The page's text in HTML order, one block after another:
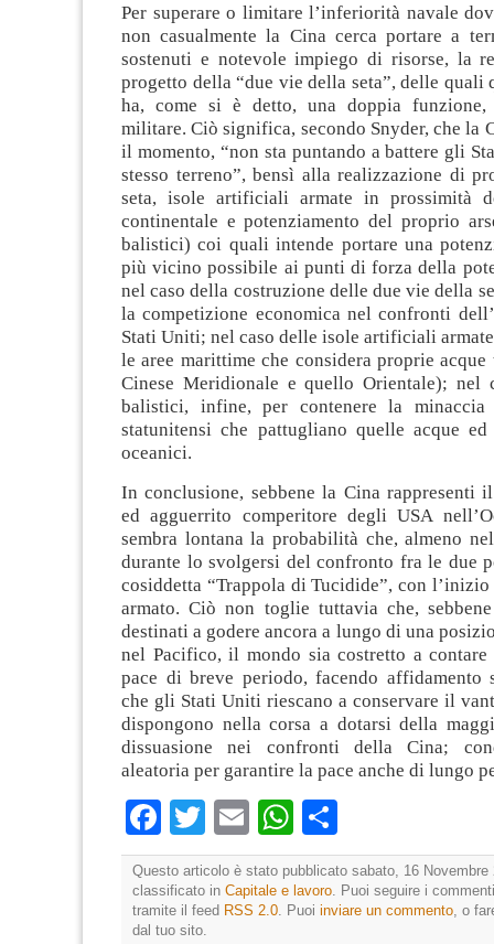
Per superare o limitare l’inferiorità navale
non casualmente la Cina cerca portare a
sostenuti e notevole impiego di risorse, la
progetto della “due vie della seta”, delle quali
ha, come si è detto, una doppia funzione,
militare. Ciò significa, secondo Snyder, che la
il momento, “non sta puntando a battere gli
stesso terreno”, bensì alla realizzazione di
seta, isole artificiali armate in prossimità
continentale e potenziamento del proprio
balistici) coi quali intende portare una
più vicino possibile ai punti di forza della
nel caso della costruzione delle due vie della
la competizione economica nel confronti
Stati Uniti; nel caso delle isole artificiali
le aree marittime che considera proprie
Cinese Meridionale e quello Orientale); nel
balistici, infine, per contenere la minaccia
statunitensi che pattugliano quelle acque
oceanici.
In conclusione, sebbene la Cina rappresenti
ed agguerrito comperitore degli USA
sembra lontana la probabilità che, almeno
durante lo svolgersi del confronto fra le due
cosiddetta “Trappola di Tucidide”, con
armato. Ciò non toglie tuttavia che,
destinati a godere ancora a lungo di una
nel Pacifico, il mondo sia costretto a
pace di breve periodo, facendo affidamento
che gli Stati Uniti riescano a conservare il
dispongono nella corsa a dotarsi della
dissuasione nei confronti della Cina;
aleatoria per garantire la pace anche di lungo
Facebook
TwitterEmailWhatsApp
Questo articolo è stato pubblicato sabato, 16 Novembre
classificato in Capitale e lavoro. Puoi seguire i
tramite il feed RSS 2.0. Puoi inviare un commento, o
dal tuo sito.